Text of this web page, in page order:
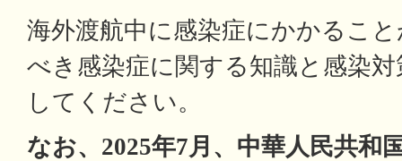
海外渡航中に感染症にかかるこ
べき感染症に関する知識と感染
してください。
なお、2025年7月、中華人民共和